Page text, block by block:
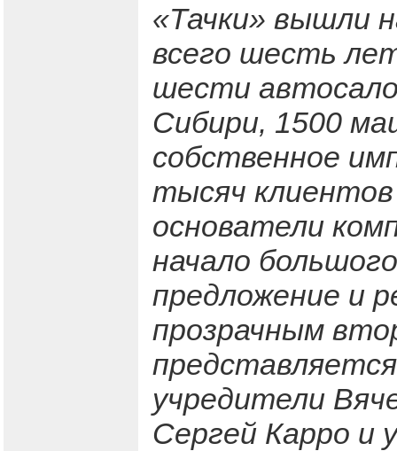
«Тачки» вышли
всего шесть
шести
Сибири, 1500
собственное
тысяч
основатели
начало
предложение и
прозрачным
учредители
Сергей Карро и